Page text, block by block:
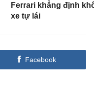
Ferrari khẳng định
xe tự lái
Facebook